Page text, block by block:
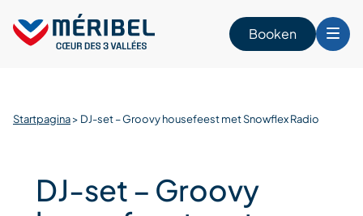
content
Booken
Startpagina> DJ-set – Groovy housefeest met Snowflex Radio
DJ-set – Groovy